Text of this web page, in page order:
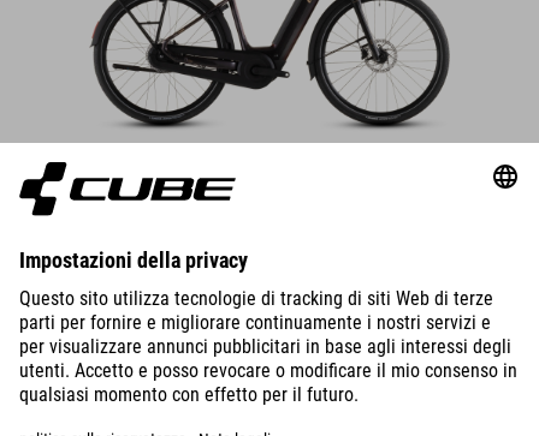
DETTAGLI
SUPREME RT HYBRID DELUXE
EX 600
17350RON